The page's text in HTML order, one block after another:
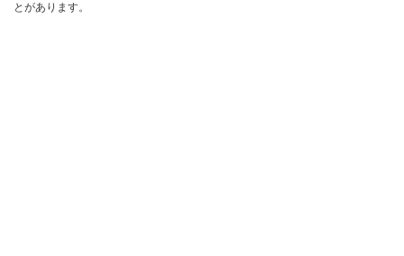
とがあります。